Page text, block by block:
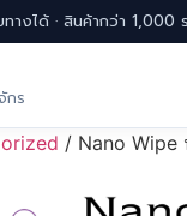
างได้ · สินค้ากว่า 1,000
กร
/ Nano Wipe